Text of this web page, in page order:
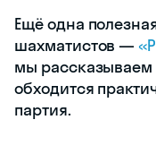
Ещё одна
шахматистов —
мы рассказываем
обходится
партия.